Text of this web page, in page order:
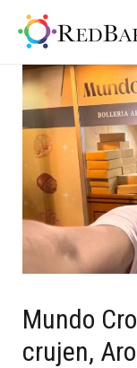
Mundo
crujen,